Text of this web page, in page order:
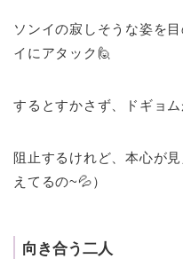
ソンイの寂しそうな姿を
イにアタック🙋
するとすかさず、ドギョ
阻止するけれど、本心が
えてるの~💦）
向き合う二人